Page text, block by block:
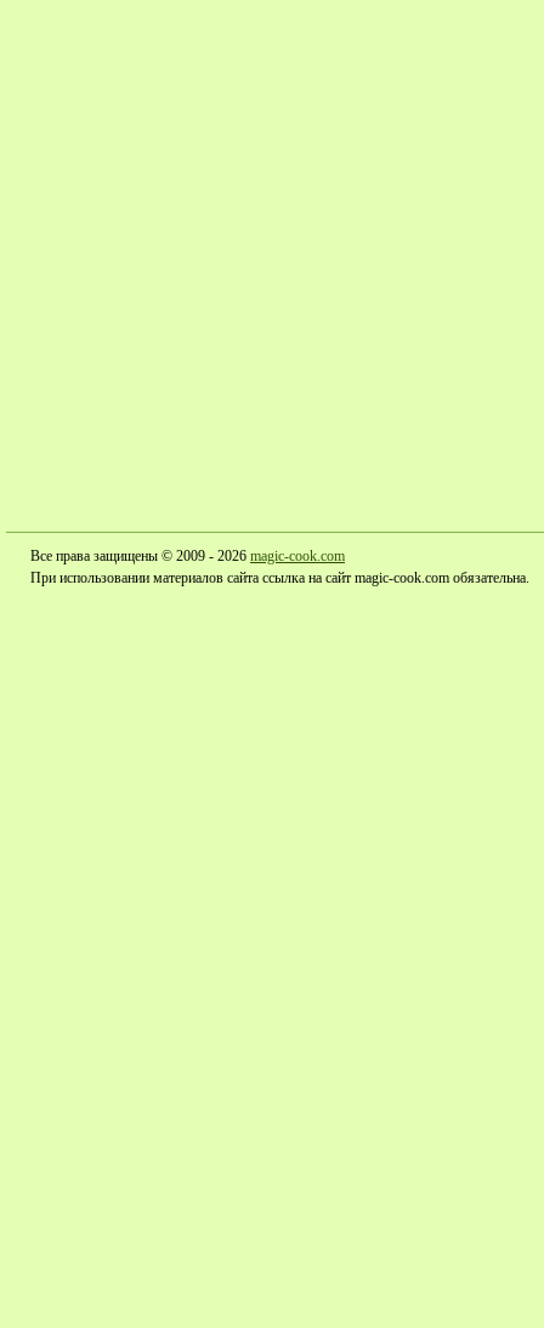
Все права защищены © 2009 - 2026 magic-cook.com
При использовании материалов сайта ссылка на сайт magic-cook.com обязательна.